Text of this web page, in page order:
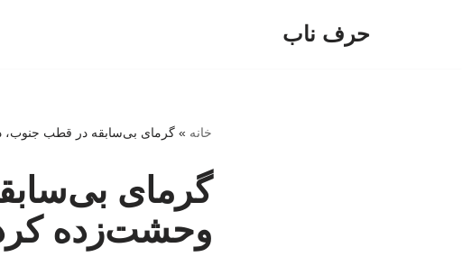
حرف ناب
خانه »گرمای بی‌سابقه در قطب جنوب،
گرمای
وحشت‌زده